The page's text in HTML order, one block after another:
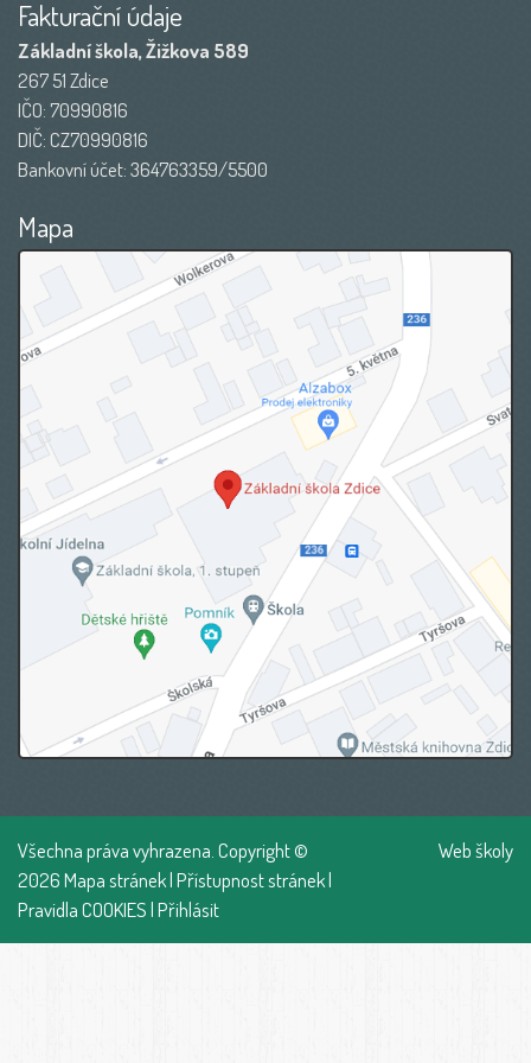
Fakturační údaje
Základní škola, Žižkova 589
267 51 Zdice
IČO: 70990816
DIČ: CZ70990816
Bankovní účet: 364763359/5500
Mapa
Všechna práva vyhrazena. Copyright ©
2026Mapa stránek|Přístupnost stránek|
Pravidla COOKIES|Přihlásit
Web školy